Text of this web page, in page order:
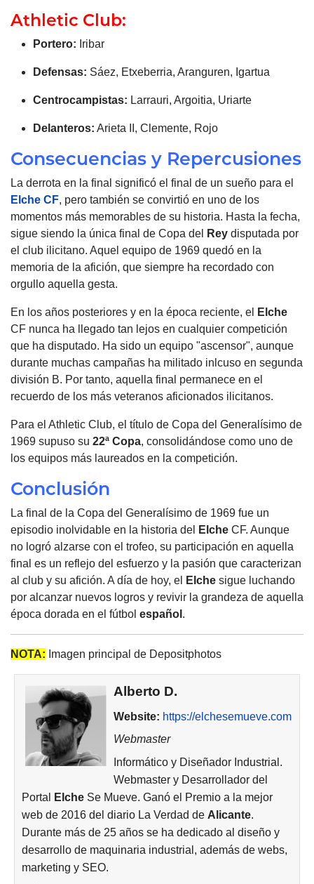
Athletic Club:
Portero: Iribar
Defensas: Sáez, Etxeberria, Aranguren, Igartua
Centrocampistas: Larrauri, Argoitia, Uriarte
Delanteros: Arieta II, Clemente, Rojo
Consecuencias y Repercusiones
La derrota en la final significó el final de un sueño para el
Elche CF, pero también se convirtió en uno de los
momentos más memorables de su historia. Hasta la fecha,
sigue siendo la única final de Copa del
Rey disputada por
el club ilicitano. Aquel equipo de 1969 quedó en la
memoria de la afición, que siempre ha recordado con
orgullo aquella gesta.
En los años posteriores y en la época reciente, el
Elche
CF nunca ha llegado tan lejos en cualquier competición
que ha disputado. Ha sido un equipo "ascensor", aunque
durante muchas campañas ha militado inlcuso en segunda
división B. Por tanto, aquella final permanece en el
recuerdo de los más veteranos aficionados ilicitanos.
Para el Athletic Club, el título de Copa del Generalísimo de
1969 supuso su 22ª Copa, consolidándose como uno de
los equipos más laureados en la competición.
Conclusión
La final de la Copa del Generalísimo de 1969 fue un
episodio inolvidable en la historia del
Elche CF. Aunque
no logró alzarse con el trofeo, su participación en aquella
final es un reflejo del esfuerzo y la pasión que caracterizan
al club y su afición. A día de hoy, el
Elche sigue luchando
por alcanzar nuevos logros y revivir la grandeza de aquella
época dorada en el fútbol español .
NOTA: Imagen principal de Depositphotos
Alberto D.
Website: https://elchesemueve.com
Webmaster
Informático y Diseñador Industrial.
Webmaster y Desarrollador del
Portal
Elche Se Mueve. Ganó el Premio a la mejor
web de 2016 del diario La Verdad de Alicante.
Durante más de 25 años se ha dedicado al diseño y
desarrollo de maquinaria industrial, además de webs,
marketing y SEO.